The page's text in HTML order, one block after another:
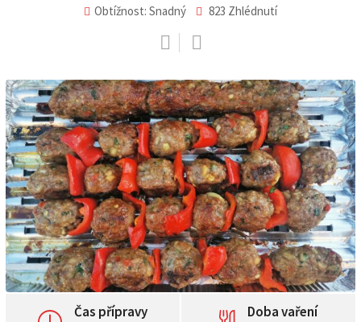
Obtížnost: Snadný
823 Zhlédnutí
Čas přípravy
Doba vaření